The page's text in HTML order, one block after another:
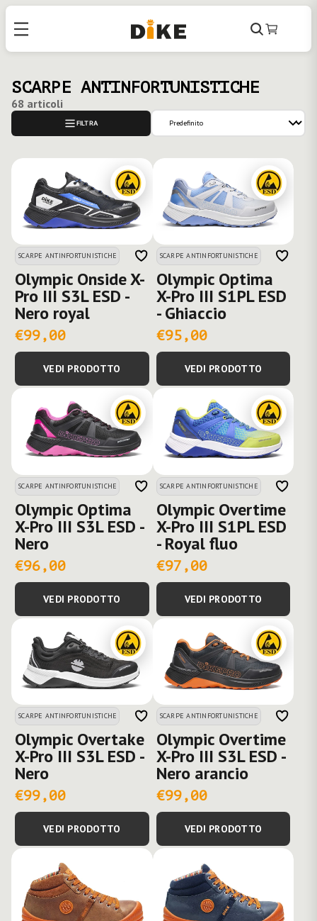
Cerca
Carrello
SCARPE ANTINFORTUNISTICHE
68 articoli
FILTRA
SCARPE ANTINFORTUNISTICHE
Olympic Onside X-
Pro III S3L ESD -
Nero royal
€99,00
VEDI PRODOTTO
SCARPE ANTINFORTUNISTICHE
Olympic Optima
X-Pro III S1PL ESD
- Ghiaccio
€95,00
VEDI PRODOTTO
SCARPE ANTINFORTUNISTICHE
Olympic Optima
X-Pro III S3L ESD -
Nero
€96,00
VEDI PRODOTTO
SCARPE ANTINFORTUNISTICHE
Olympic Overtime
X-Pro III S1PL ESD
- Royal fluo
€97,00
VEDI PRODOTTO
SCARPE ANTINFORTUNISTICHE
Olympic Overtake
X-Pro III S3L ESD -
Nero
€99,00
VEDI PRODOTTO
SCARPE ANTINFORTUNISTICHE
Olympic Overtime
X-Pro III S3L ESD -
Nero arancio
€99,00
VEDI PRODOTTO